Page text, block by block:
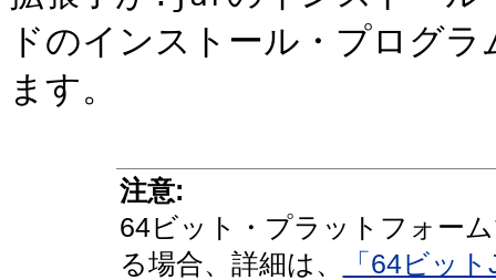
ドのインストール・プログ
ます。
注意:
64ビット・プラットフォー
る場合、詳細は、
「64ビッ